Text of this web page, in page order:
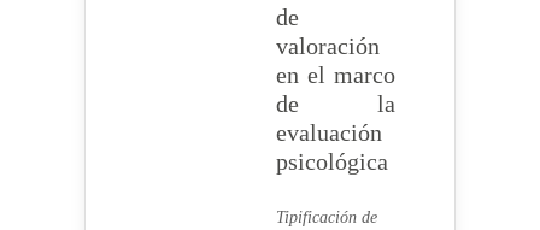
de
valoración
en el marco
de la
evaluación
psicológica
Tipificación de